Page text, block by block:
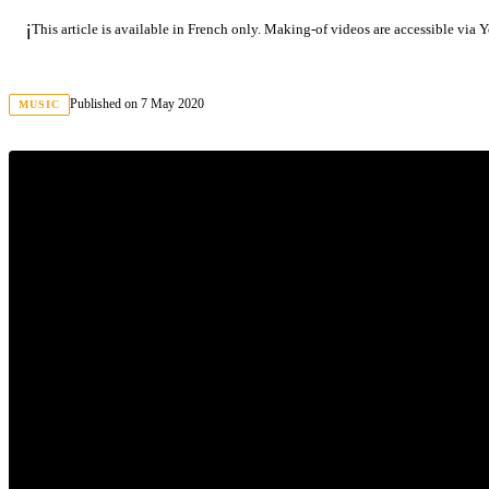
ℹ️This article is available in French only. Making-of videos are accessible via
MUSIC Published on 7 May 2020